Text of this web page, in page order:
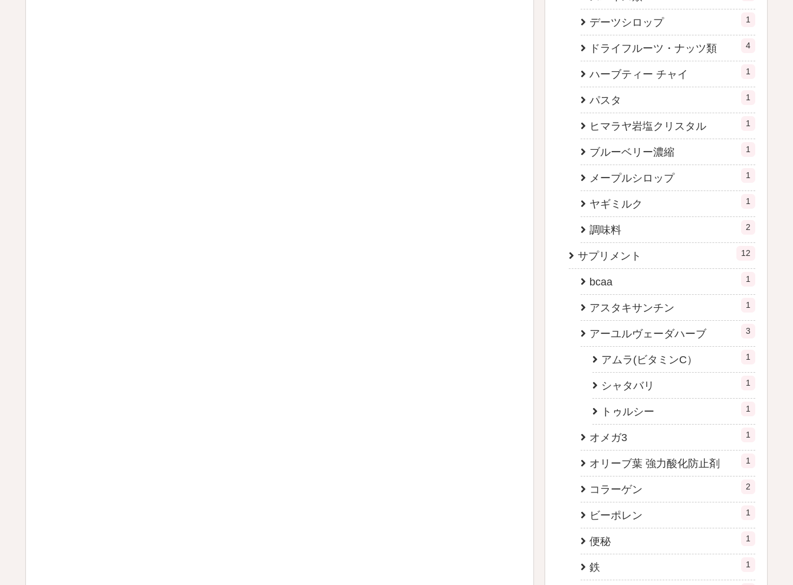
デーツシロップ 1
ドライフルーツ・ナッツ類 4
ハーブティー チャイ 1
パスタ 1
ヒマラヤ岩塩クリスタル 1
ブルーベリー濃縮 1
メープルシロップ 1
ヤギミルク 1
調味料 2
サプリメント 12
bcaa 1
アスタキサンチン 1
アーユルヴェーダハーブ 3
アムラ(ビタミンC） 1
シャタバリ 1
トゥルシー 1
オメガ3 1
オリーブ葉 強力酸化防止剤 1
コラーゲン 2
ビーポレン 1
便秘 1
鉄 1